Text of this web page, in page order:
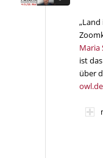
Maria
ist
über